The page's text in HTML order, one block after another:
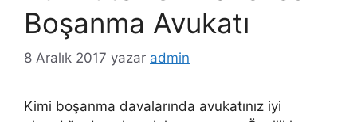
Boşanma Avukatı
8 Aralık 2017 yazar admin
Kimi boşanma davalarında avukatınız iyi